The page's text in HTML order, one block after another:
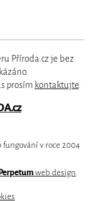
Příroda.cz je bez
prosím kontaktujte
fungování v roce 2004
Perpetum web design